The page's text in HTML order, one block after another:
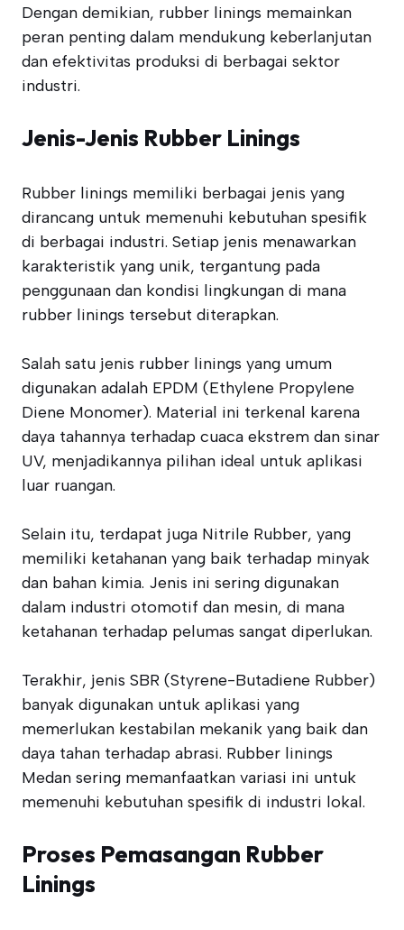
Dengan demikian, rubber linings memainkan
peran penting dalam mendukung keberlanjutan
dan efektivitas produksi di berbagai sektor
industri.
Jenis-Jenis Rubber Linings
Rubber linings memiliki berbagai jenis yang
dirancang untuk memenuhi kebutuhan spesifik
di berbagai industri. Setiap jenis menawarkan
karakteristik yang unik, tergantung pada
penggunaan dan kondisi lingkungan di mana
rubber linings tersebut diterapkan.
Salah satu jenis rubber linings yang umum
digunakan adalah EPDM (Ethylene Propylene
Diene Monomer). Material ini terkenal karena
daya tahannya terhadap cuaca ekstrem dan sinar
UV, menjadikannya pilihan ideal untuk aplikasi
luar ruangan.
Selain itu, terdapat juga Nitrile Rubber, yang
memiliki ketahanan yang baik terhadap minyak
dan bahan kimia. Jenis ini sering digunakan
dalam industri otomotif dan mesin, di mana
ketahanan terhadap pelumas sangat diperlukan.
Terakhir, jenis SBR (Styrene-Butadiene Rubber)
banyak digunakan untuk aplikasi yang
memerlukan kestabilan mekanik yang baik dan
daya tahan terhadap abrasi. Rubber linings
Medan sering memanfaatkan variasi ini untuk
memenuhi kebutuhan spesifik di industri lokal.
Proses Pemasangan Rubber
Linings